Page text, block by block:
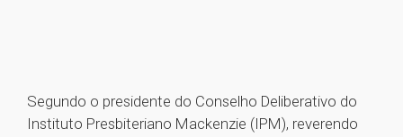
Segundo o presidente do Conselho Deliberativo do
Instituto Presbiteriano Mackenzie (IPM), reverendo